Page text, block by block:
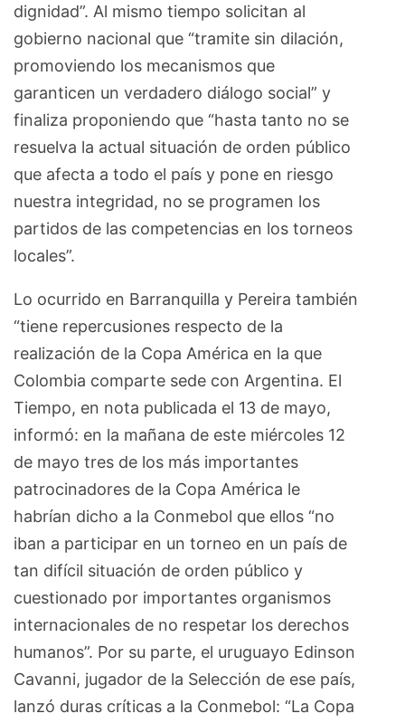
dignidad”. Al mismo tiempo solicitan al
gobierno nacional que “tramite sin dilación,
promoviendo los mecanismos que
garanticen un verdadero diálogo social” y
finaliza proponiendo que “hasta tanto no se
resuelva la actual situación de orden público
que afecta a todo el país y pone en riesgo
nuestra integridad, no se programen los
partidos de las competencias en los torneos
locales”.
Lo ocurrido en Barranquilla y Pereira también
“tiene repercusiones respecto de la
realización de la Copa América en la que
Colombia comparte sede con Argentina. El
Tiempo, en nota publicada el 13 de mayo,
informó: en la mañana de este miércoles 12
de mayo tres de los más importantes
patrocinadores de la Copa América le
habrían dicho a la Conmebol que ellos “no
iban a participar en un torneo en un país de
tan difícil situación de orden público y
cuestionado por importantes organismos
internacionales de no respetar los derechos
humanos”. Por su parte, el uruguayo Edinson
Cavanni, jugador de la Selección de ese país,
lanzó duras críticas a la Conmebol: “La Copa